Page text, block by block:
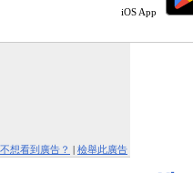
iOS App
不想看到廣告？ | 檢舉此廣告